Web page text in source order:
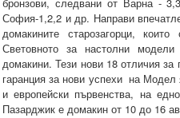
бронзови, следвани от Варна -
София-1,2,2 и др. Направи
домакините старозагорци,
Световното за настолни
домакини. Тези нови 18 отличия
гаранция за нови успехи на
и европейски първенства, на
Пазарджик е домакин от 10 до 16